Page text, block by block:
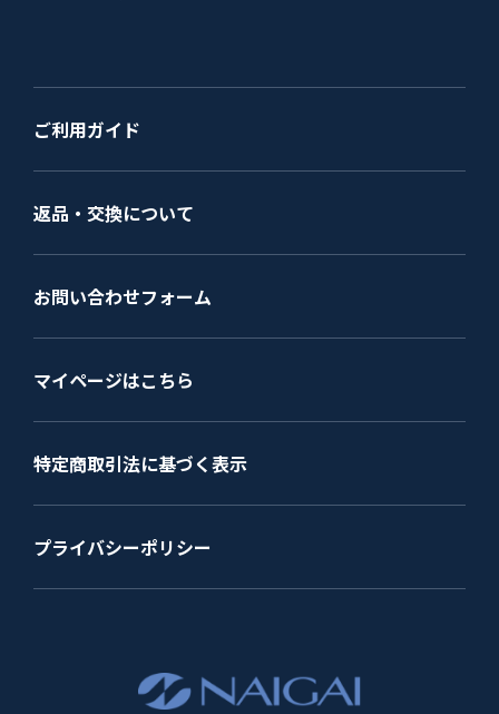
ご利用ガイド
返品・交換について
お問い合わせフォーム
マイページはこちら
特定商取引法に基づく表示
プライバシーポリシー